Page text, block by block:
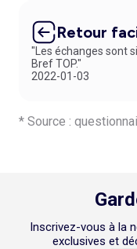
gratuit en magasin. Vous
de coloris pour l'habiller
indispensable à chacune
Retour
"Les échanges sont
Bref TOP."
2022-01-03
* Source :
Inscrivez-vous à la
exclusives et